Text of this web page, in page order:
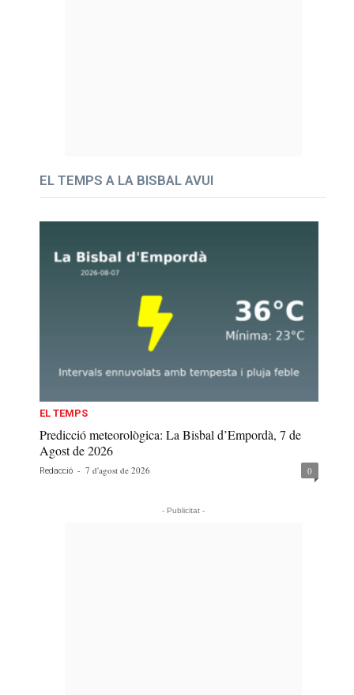
EL TEMPS A LA BISBAL AVUI
EL TEMPS
Predicció meteorològica: La Bisbal d’Empordà, 7 de
Agost de 2026
Redacció - 7 d'agost de 2026 0
- Publicitat -